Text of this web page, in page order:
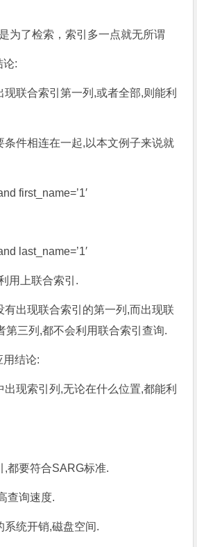
为了检索，索引多一点就无所谓
论:
现联合索引第一列,或者全部,则能利
条件相连在一起,以本文例子来说就
first_name=’1′
last_name=’1′
用上联合索引.
有出现联合索引的第一列,而出现联
第三列,都不会利用联合索引查询.
用结论:
出现索引列,无论在什么位置,都能利
,都要符合SARG标准.
查询速度.
系统开销,磁盘空间.